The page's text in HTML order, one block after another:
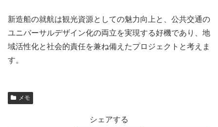
新造船の就航は観光資源としての魅力向上と、公共交通の
ユニバーサルデザイン化の両立を実現する好機であり、地
域活性化と社会的責任を兼ね備えたプロジェクトと考えま
す。
メモ
シェアする